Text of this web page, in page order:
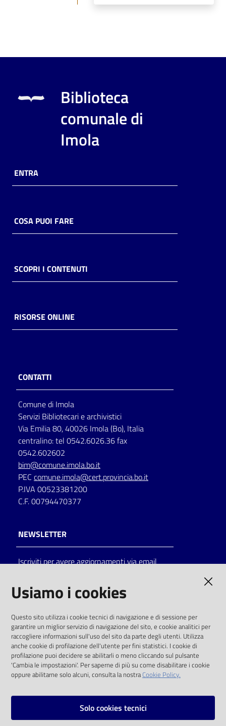
Biblioteca
comunale di
Imola
ENTRA
COSA PUOI FARE
SCOPRI I CONTENUTI
RISORSE ONLINE
CONTATTI
Comune di Imola
Servizi Bibliotecari e archivistici
Via Emilia 80, 40026 Imola (Bo), Italia
centralino: tel 0542.6026.36 fax
0542.602602
bim@comune.imola.bo.it
PEC comune.imola@cert.provincia.bo.it
P.IVA 00523381200
C.F. 00794470377
NEWSLETTER
Iscriviti per avere aggiornamenti via email
solo alle condizioni previste dalla direttiva
comunitaria 2003/98/CE e dal d.lgs. 36/2006
SOCIAL
Instagram
Usiamo i cookies
Questo sito utilizza i cookie tecnici di navigazione e di sessione per
garantire un miglior servizio di navigazione del sito, e cookie analitici per
raccogliere informazioni sull'uso del sito da parte degli utenti. Utilizza
anche cookie di profilazione dell'utente per fini statistici. I cookie di
profilazione puoi decidere se abilitarli o meno cliccando sul pulsante
'Cambia le impostazioni'. Per saperne di più su come disabilitare i cookie
oppure abilitarne solo alcuni, consulta la nostraCookie Policy.
Solo cookies tecnici